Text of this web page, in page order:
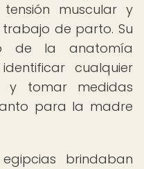
muscular y
de parto. Su
de la anatomía
cualquier
y tomar medidas
para la madre
brindaban